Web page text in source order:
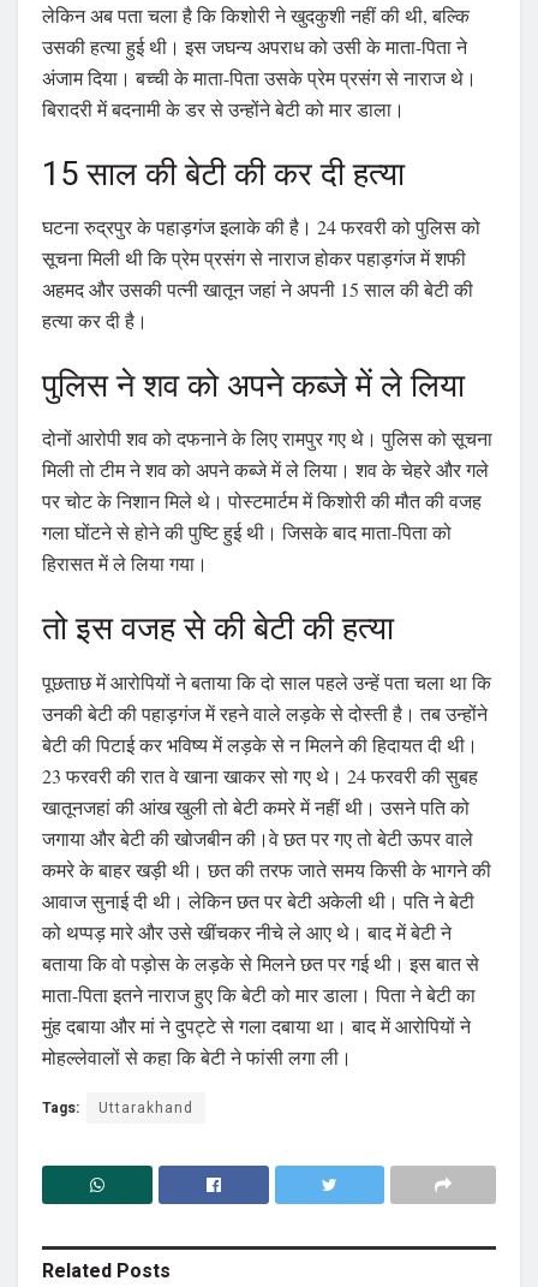
लेकिन अब पता चला है कि किशोरी ने खुदकुशी नहीं की थी, बल्कि
उसकी हत्या हुई थी। इस जघन्य अपराध को उसी के माता-पिता ने
अंजाम दिया। बच्ची के माता-पिता उसके प्रेम प्रसंग से नाराज थे।
बिरादरी में बदनामी के डर से उन्होंने बेटी को मार डाला।
15 साल की बेटी की कर दी हत्या
घटना रुद्रपुर के पहाड़गंज इलाके की है। 24 फरवरी को पुलिस को
सूचना मिली थी कि प्रेम प्रसंग से नाराज होकर पहाड़गंज में शफी
अहमद और उसकी पत्नी खातून जहां ने अपनी 15 साल की बेटी की
हत्या कर दी है।
पुलिस ने शव को अपने कब्जे में ले लिया
दोनों आरोपी शव को दफनाने के लिए रामपुर गए थे। पुलिस को सूचना
मिली तो टीम ने शव को अपने कब्जे में ले लिया। शव के चेहरे और गले
पर चोट के निशान मिले थे। पोस्टमार्टम में किशोरी की मौत की वजह
गला घोंटने से होने की पुष्टि हुई थी। जिसके बाद माता-पिता को
हिरासत में ले लिया गया।
तो इस वजह से की बेटी की हत्या
पूछताछ में आरोपियों ने बताया कि दो साल पहले उन्हें पता चला था कि
उनकी बेटी की पहाड़गंज में रहने वाले लड़के से दोस्ती है। तब उन्होंने
बेटी की पिटाई कर भविष्य में लड़के से न मिलने की हिदायत दी थी।
23 फरवरी की रात वे खाना खाकर सो गए थे। 24 फरवरी की सुबह
खातूनजहां की आंख खुली तो बेटी कमरे में नहीं थी। उसने पति को
जगाया और बेटी की खोजबीन की।वे छत पर गए तो बेटी ऊपर वाले
कमरे के बाहर खड़ी थी। छत की तरफ जाते समय किसी के भागने की
आवाज सुनाई दी थी। लेकिन छत पर बेटी अकेली थी। पति ने बेटी
को थप्पड़ मारे और उसे खींचकर नीचे ले आए थे। बाद में बेटी ने
बताया कि वो पड़ोस के लड़के से मिलने छत पर गई थी। इस बात से
माता-पिता इतने नाराज हुए कि बेटी को मार डाला। पिता ने बेटी का
मुंह दबाया और मां ने दुपट्टे से गला दबाया था। बाद में आरोपियों ने
मोहल्लेवालों से कहा कि बेटी ने फांसी लगा ली।
Tags: Uttarakhand
Related Posts